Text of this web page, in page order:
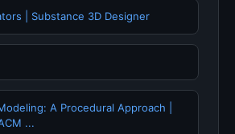
| Substance 3D Designer
A Procedural Approach |
...